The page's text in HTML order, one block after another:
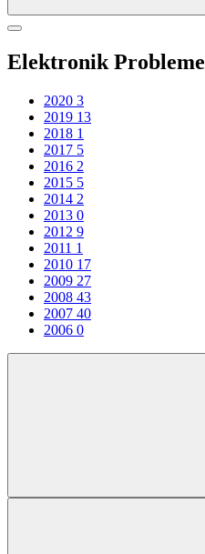
Elektronik Probleme
2020 3
2019 13
2018 1
2017 5
2016 2
2015 5
2014 2
2013 0
2012 9
2011 1
2010 17
2009 27
2008 43
2007 40
2006 0